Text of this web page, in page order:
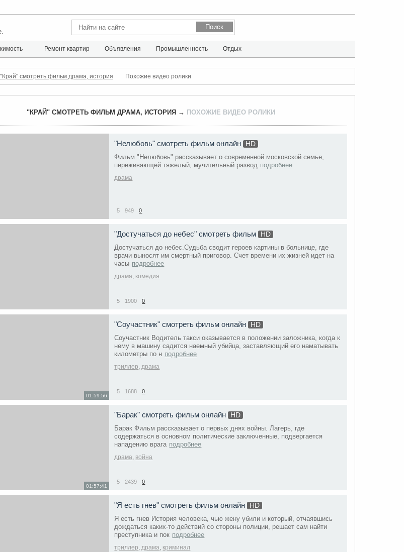
Ремонт квартир Объявления Промышленность Отдых
"Край" смотреть фильм драма, история Похожие видео ролики
"КРАЙ" СМОТРЕТЬ ФИЛЬМ ДРАМА, ИСТОРИЯ → ПОХОЖИЕ ВИДЕО РОЛИКИ
"Нелюбовь" смотреть фильм онлайн
HD
Фильм "Нелюбовь" рассказывает о современной московской семье,
переживающей тяжелый, мучительный развод подробнее
драма
5 949 0
"Достучаться до небес" смотреть фильм
HD
Достучаться до небес.Судьба сводит героев картины в больнице, где
врачи выносят им смертный приговор. Счет времени их жизней идет на
часы подробнее
драма, комедия
5 1900 0
01:59:56
"Соучастник" смотреть фильм онлайн
HD
Соучастник Водитель такси оказывается в положении заложника, когда к
нему в машину садится наемный убийца, заставляющий его наматывать
километры по н подробнее
триллер,драма
5 1688 0
01:57:41
"Барак" смотреть фильм онлайн
HD
Барак Фильм рассказывает о первых днях войны. Лагерь, где
содержаться в основном политические заключенные, подвергается
нападению врага подробнее
драма, война
5 2439 0
"Я есть гнев" смотреть фильм онлайн
HD
Я есть гнев История человека, чью жену убили и который, отчаявшись
дождаться каких-то действий со стороны полиции, решает сам найти
преступника и пок подробнее
триллер,драма, криминал